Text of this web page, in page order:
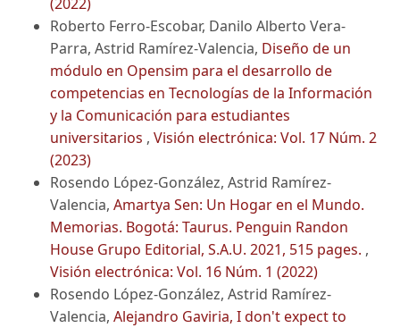
Roberto Ferro-Escobar, Danilo Alberto Vera-
Parra, Astrid Ramírez-Valencia, Diseño de un
módulo en Opensim para el desarrollo de
competencias en Tecnologías de la Información
y la Comunicación para estudiantes
universitarios , Visión electrónica: Vol. 17 Núm. 2
(2023)
Rosendo López-González, Astrid Ramírez-
Valencia, Amartya Sen: Un Hogar en el Mundo.
Memorias. Bogotá: Taurus. Penguin Randon
House Grupo Editorial, S.A.U. 2021, 515 pages. ,
Visión electrónica: Vol. 16 Núm. 1 (2022)
Rosendo López-González, Astrid Ramírez-
Valencia, Alejandro Gaviria, I don't expect to